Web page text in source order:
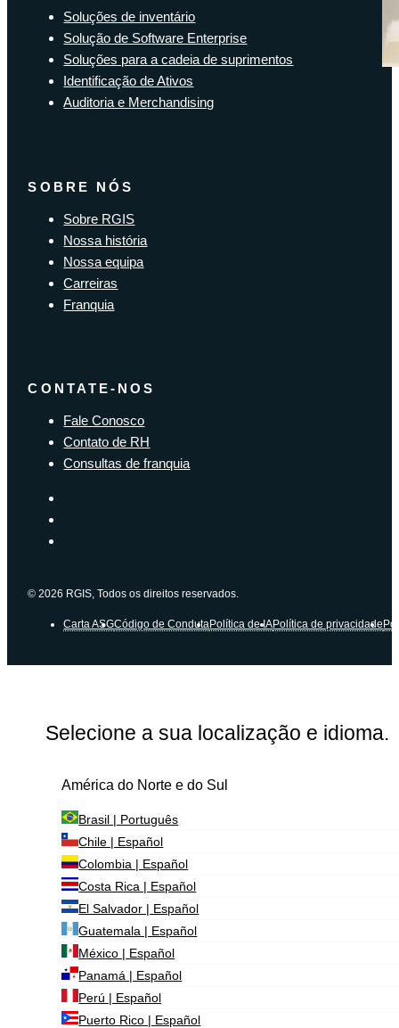
Soluções de inventário
Solução de Software Enterprise
Soluções para a cadeia de suprimentos
Identificação de Ativos
Auditoria e Merchandising
SOBRE NÓS
Sobre RGIS
Nossa história
Nossa equipa
Carreiras
Franquia
CONTATE-NOS
Fale Conosco
Contato de RH
Consultas de franquia
© 2026 RGIS, Todos os direitos reservados.
Carta ASGCódigo de CondutaPolítica de IAPolítica de privacidade
Selecione a sua localização e idioma.
América do Norte e do Sul
Brasil | Português
Chile | Español
Colombia | Español
Costa Rica | Español
El Salvador | Español
Guatemala | Español
México | Español
Panamá | Español
Perú | Español
Puerto Rico | Español